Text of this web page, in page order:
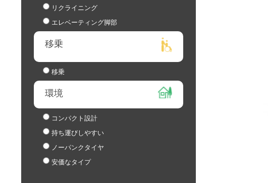
リクライニング
エレベーティング脚部
移乗
移乗
環境
コンパクト設計
持ち運びしやすい
ノーパンクタイヤ
安価なタイプ